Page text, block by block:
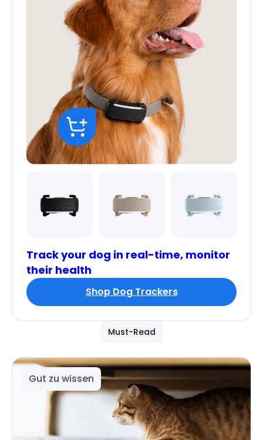
Track your dog in real-time, monitor
their health
Shop Dog Trackers
Must-Read
Gut zu wissen